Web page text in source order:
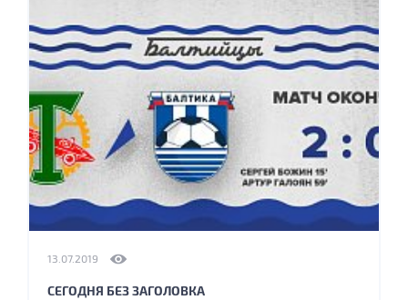
13.07.2019
СЕГОДНЯ БЕЗ ЗАГОЛОВКА